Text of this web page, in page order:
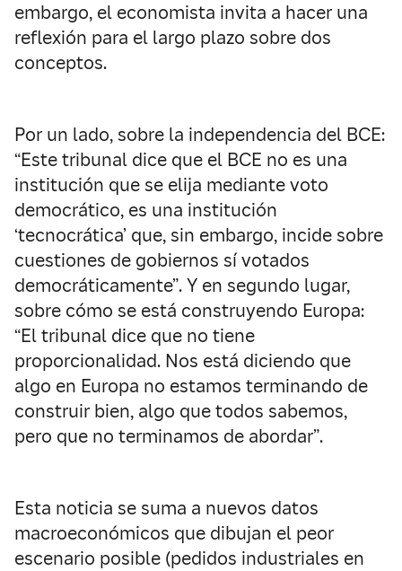
embargo, el economista invita a hacer una
reflexión para el largo plazo sobre dos
conceptos.
Por un lado, sobre la independencia del BCE:
“Este tribunal dice que el BCE no es una
institución que se elija mediante voto
democrático, es una institución
‘tecnocrática’ que, sin embargo, incide sobre
cuestiones de gobiernos sí votados
democráticamente”. Y en segundo lugar,
sobre cómo se está construyendo Europa:
“El tribunal dice que no tiene
proporcionalidad. Nos está diciendo que
algo en Europa no estamos terminando de
construir bien, algo que todos sabemos,
pero que no terminamos de abordar”.
Esta noticia se suma a nuevos datos
macroeconómicos que dibujan el peor
escenario posible (pedidos industriales en